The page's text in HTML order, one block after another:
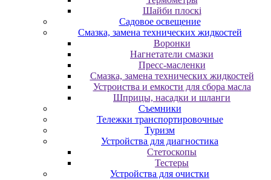
Шайби плоскі
Садовое освещение
Смазка, замена технических жидкостей
Воронки
Нагнетатели смазки
Пресс-масленки
Смазка, замена технических жидкостей
Устроиства и емкости для сбора масла
Шприцы, насадки и шланги
Съемники
Тележки транспортировочные
Туризм
Устройства для диагностика
Стетоскопы
Тестеры
Устройства для очистки